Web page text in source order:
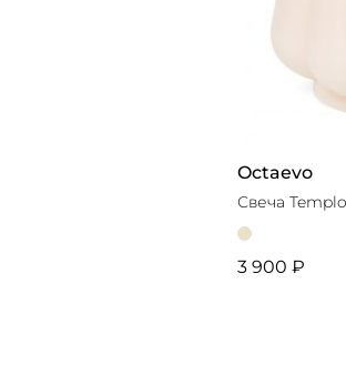
Octaevo
Свеча Templo
3 900 ₽